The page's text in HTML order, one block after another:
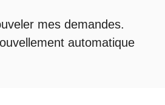
mes demandes.
automatique